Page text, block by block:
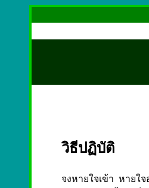
วิธีปฏิบัติ
จงหายใจเข้า หายใ